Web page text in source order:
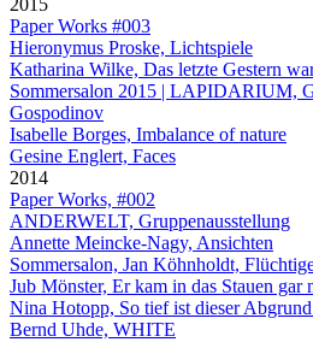
2015
Paper Works #003
Hieronymus Proske, Lichtspiele
Katharina Wilke, Das letzte Gestern
Sommersalon 2015 | LAPIDARIUM,
Gospodinov
Isabelle Borges, Imbalance of nature
Gesine Englert, Faces
2014
Paper Works, #002
ANDERWELT, Gruppenausstellung
Annette Meincke-Nagy, Ansichten
Sommersalon, Jan Köhnholdt,
Jub Mönster, Er kam in das Stauen gar
Nina Hotopp, So tief ist dieser
Bernd Uhde, WHITE